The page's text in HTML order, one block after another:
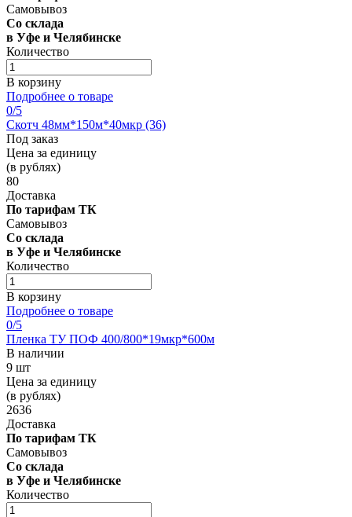
Самовывоз
Со склада
в Уфе и Челябинске
Количество
В корзину
Подробнее о товаре
0/5
Скотч 48мм*150м*40мкр (36)
Под заказ
Цена за единицу
(в рублях)
80
Доставка
По тарифам ТК
Самовывоз
Со склада
в Уфе и Челябинске
Количество
В корзину
Подробнее о товаре
0/5
Пленка ТУ ПОФ 400/800*19мкр*600м
В наличии
9 шт
Цена за единицу
(в рублях)
2636
Доставка
По тарифам ТК
Самовывоз
Со склада
в Уфе и Челябинске
Количество